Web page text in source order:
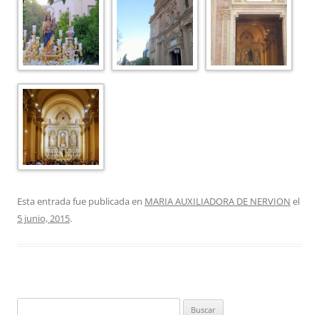
Esta entrada fue publicada en MARIA AUXILIADORA DE NERVION el
5 junio, 2015.